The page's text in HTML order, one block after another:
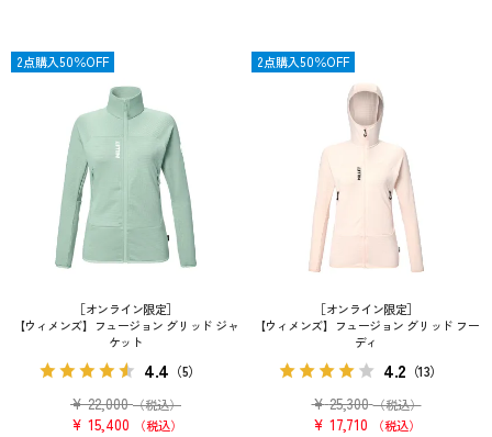
［オンライン限定］
【ウィメンズ】フュージョン グリッド ジャ
ケット
4.4 （5）
¥ 22,000 （税込）
¥ 15,400 税込
SALE
2点購入50％OFF
［オンライン限定］
【ウィメンズ】フュージョン グリッド フー
ディ
4.2 （13）
¥ 25,300 （税込）
¥ 17,710 税込
SALE
2点購入50％OFF